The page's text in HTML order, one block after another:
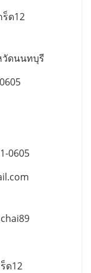
ด12
วัดนนทบุรี
0605
ด12